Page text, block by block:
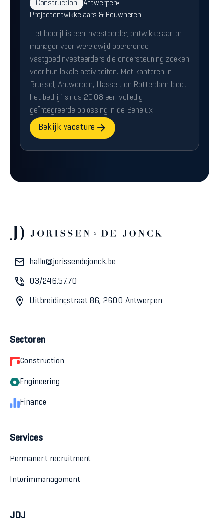
Construction
Antwerpen
Projectontwikkelaars & Bouwheren
Het bedrijf is een investeerder, ontwikkelaar en
manager voor wereldwijd opererende
vastgoedinvesteerders die ondersteuning zoeken
voor hun lokale activiteiten. Met kantoren in
Brussel, Antwerpen, Hasselt en Rotterdam biedt
het bedrijf sinds 2008 een volledig
geïntegreerde oplossing in de Benelux
Bekijk vacature
hallo@jorissendejonck.be
03/246.57.70
Uitbreidingstraat 86, 2600 Antwerpen
Sectoren
Construction
Engineering
Finance
Services
Permanent recruitment
Interimmanagement
JDJ